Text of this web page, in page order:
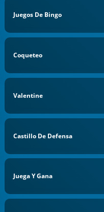
Juegos De Bingo
Coqueteo
Valentine
Castillo De Defensa
Juega Y Gana